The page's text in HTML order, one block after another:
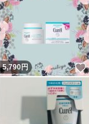
いね！
5,790円